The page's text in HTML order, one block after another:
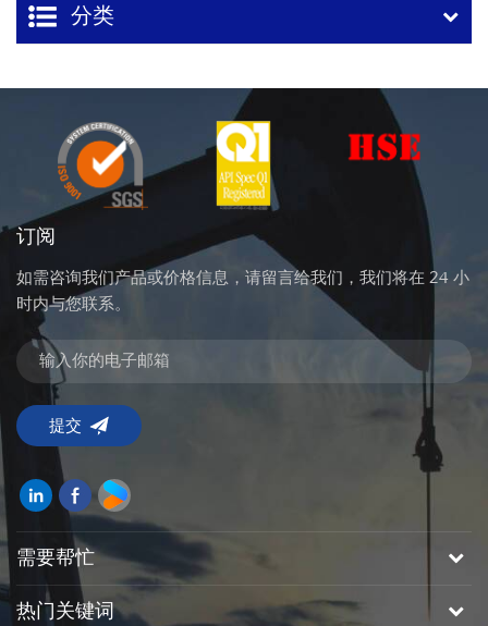
分类
订阅
如需咨询我们产品或价格信息，请留言给我们，我们将在 24 小
时内与您联系。
需要帮忙
热门关键词